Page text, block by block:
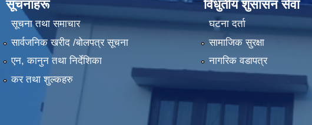
सूचनाहरू
सूचना तथा समाचार
सार्वजनिक खरीद /बोलपत्र सूचना
एन, कानुन तथा निर्देशिका
कर तथा शुल्कहरु
विधुतीय शुसासन सेवा
घटना दर्ता
सामाजिक सुरक्षा
नागरिक वडापत्र